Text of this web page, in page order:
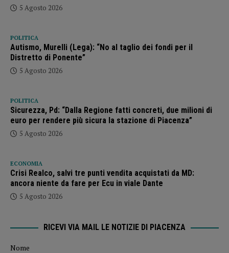
5 Agosto 2026
POLITICA
Autismo, Murelli (Lega): “No al taglio dei fondi per il
Distretto di Ponente”
5 Agosto 2026
POLITICA
Sicurezza, Pd: “Dalla Regione fatti concreti, due milioni di
euro per rendere più sicura la stazione di Piacenza”
5 Agosto 2026
ECONOMIA
Crisi Realco, salvi tre punti vendita acquistati da MD:
ancora niente da fare per Ecu in viale Dante
5 Agosto 2026
RICEVI VIA MAIL LE NOTIZIE DI PIACENZA
Nome